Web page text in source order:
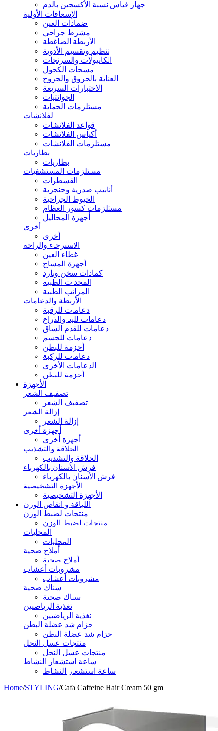
جهاز قياس نسبة الأكسجين بالدم
الإسعافات الأولية
ضمادات العين
مشرط جراحي
الأربطة الضاغطة
تنظيم وتقسيم الأدوية
الكانيولات والسرنجات
مسحات الكحول
العناية بالحروق والجروح
الاختبارات السريعة
الجوانتيات
مستلزمات الحماية
الفلانشات
قواعد الفلانشات
أكياس الفلانشات
مستلزمات الفلانشات
بطاريات
بطاريات
مستلزمات المستشفيات
القسطرات
أنابيب صدرية وحنجرية
الخيوط الجراحية
مستلزمات كسور العظام
أجهزة المحاليل
أخرى
أخرى
الاسترخاء والراحة
غطاء العين
أجهزة المساج
كمادات سخن وبارد
المخدات الطبية
المراتب الطبية
الأربطة والدعامات
دعامات للرقبة
دعامات لليد والذراع
دعامات للقدم الساق
دعامات للجسم
أحزمة للبطن
دعامات للركبة
الدعامات الأخرى
أحزمة للبطن
الأجهزة
تصفيف الشعر
تصفيف الشعر
إزالة الشعر
إزالة الشعر
أجهزة أخرى
أجهزة أخرى
الحلاقة والتشذيب
الحلاقة والتشذيب
فرش الأسنان بالكهرباء
فرش الأسنان بالكهرباء
الأجهزة التشخيصية
الأجهزة التشخيصية
اللياقة و انقاص الوزن
منتجات لضبط الوزن
منتجات لضبط الوزن
المحليات
المحليات
أملاح صحية
أملاح صحية
مشروبات أعشاب
مشروبات أعشاب
سناك صحية
سناك صحية
تغذية الرياضيين
تغذية الرياضيين
حزام شد عضلة البطن
حزام شد عضلة البطن
منتجات عسل النحل
منتجات عسل النحل
ساعة استشعار النشاط
ساعة استشعار النشاط
Home/STYLING/Cafa Caffeine Hair Cream 50 gm